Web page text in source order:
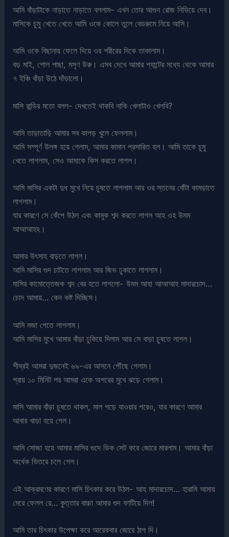
আমি বাঁড়াটাকে নাড়াতে নাড়াতে বললাম- এখন তোর আগুন রোজ নিভিয়ে দেব।
মাসিকে চুমু খেতে খেতে আমি ওকে কোলে তুলে বেডরুমে নিয়ে আসি।
আমি ওকে বিছানায় ফেলে দিয়ে ওর শরীরের দিকে তাকালাম।
বড় মাই, গোল পাছা, মসৃণ উরু। এসব দেখে আমার প্যান্টের মধ্যে থেকে আমার
৭ ইঞ্চি বাঁড়া উঠে দাঁড়ালো।
মাসি রান্ডির মতো বলল- দেখতেই থাকবি নাকি খেলাটাও খেলবি?
আমি তাড়াতাড়ি আমার সব কাপড় খুলে ফেললাম।
আমি সম্পূর্ণ উলঙ্গ হয়ে গেলাম, আমার কামান প্রসারিত হল। আমি তাকে চুমু
খেতে লাগলাম, সেও আমাকে কিস করতে লাগল।
আমি মাসির একটা দুধ মুখে নিয়ে চুষতে লাগলাম আর ওর স্তনের বোঁটা কামড়াতে
লাগলাম।
যার কারণে সে কেঁপে উঠল এবং কামুক শব্দ করতে লাগল আহ ওহ উমম
আআআহঽ।
আমার উৎসাহ বাড়তে লাগল।
আমি মাসির গুদ চাটতে লাগলাম আর জিভ ঢুকাতে লাগলাম।
মাসির কামোত্তেজক শব্দ বের হতে লাগলো- উমম আহা আআআহ মাদারচোদ…
চোদ আমায়… কেন কষ্ট দিচ্ছিস।
আমি মজা পেতে লাগলাম।
আমি মাসির মুখে আমার বাঁড়া ঢুকিয়ে দিলাম আর সে বাড়া চুষতে লাগল।
শীঘ্রই আমরা দুজনেই ৬৯-এর আসনে পৌঁছে গেলাম।
প্রায় ১০ মিনিট পর আমরা একে অপরের মুখে ঝড়ে গেলাম।
মাসি আমার বাঁড়া চুষতে থাকল, মাল পড়ে যাওয়ার পরেও, যার কারণে আমার
আবার খাড়া হয়ে গেল।
আমি সোজা হয়ে আমার মাসির গুদে ডিক সেট করে জোরে মারলাম। আমার বাঁড়া
অর্ধেক ভিতরে চলে গেল।
এই আক্রমণের কারণে মাসি চিৎকার করে উঠল- আহ মাদারচোদ… হারামি আমায়
মেরে ফেলল রে… কুত্তার বাচ্চা আমার গুদ ফাটিয়ে দিল!
আমি তার চিৎকার উপেক্ষা করে আরেকবার জোরে ঠাপ দি।